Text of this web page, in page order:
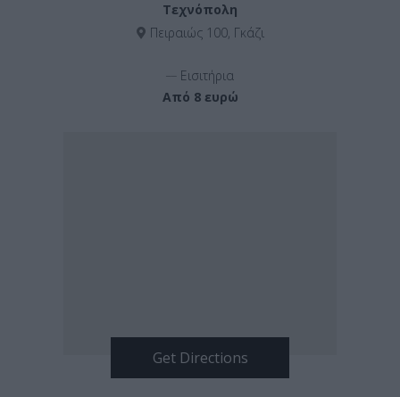
Τεχνόπολη
Πειραιώς 100, Γκάζι
Εισιτήρια
Από 8 ευρώ